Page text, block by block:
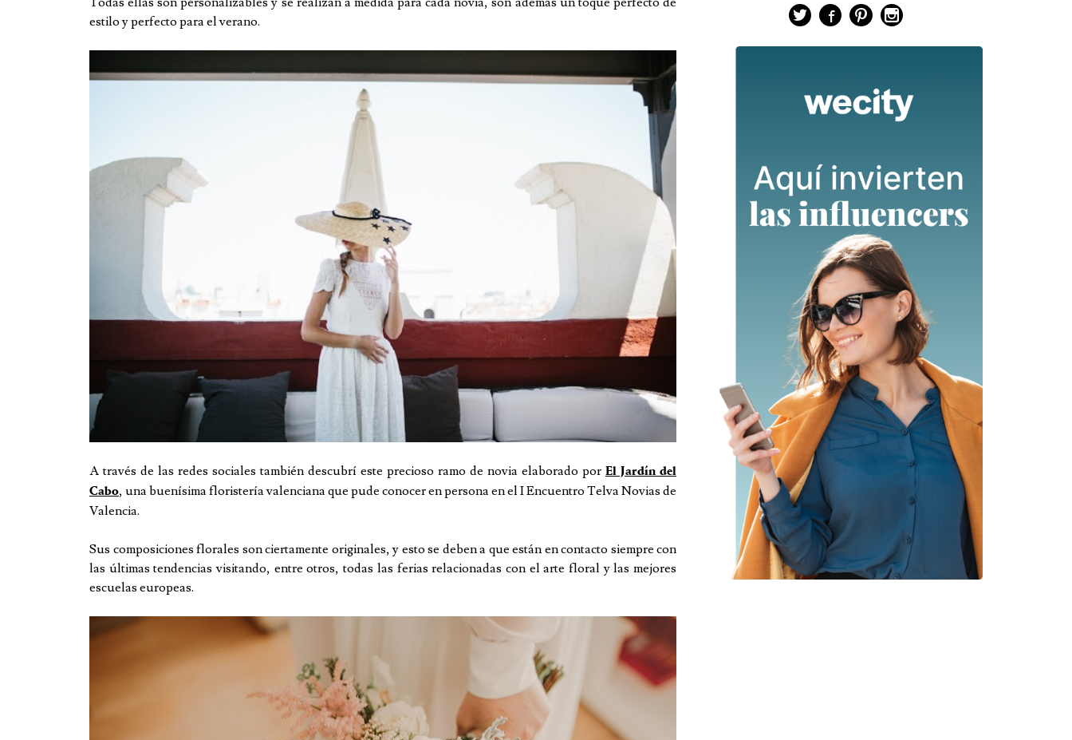
estilo y perfecto para el verano.
A través de las redes sociales también descubrí este precioso ramo de novia elaborado por El Jardín del
Cabo, una buenísima floristería valenciana que pude conocer en persona en el I Encuentro Telva Novias de
Valencia.
Sus composiciones florales son ciertamente originales, y esto se deben a que están en contacto siempre con
las últimas tendencias visitando, entre otros, todas las ferias relacionadas con el arte floral y las mejores
escuelas europeas.